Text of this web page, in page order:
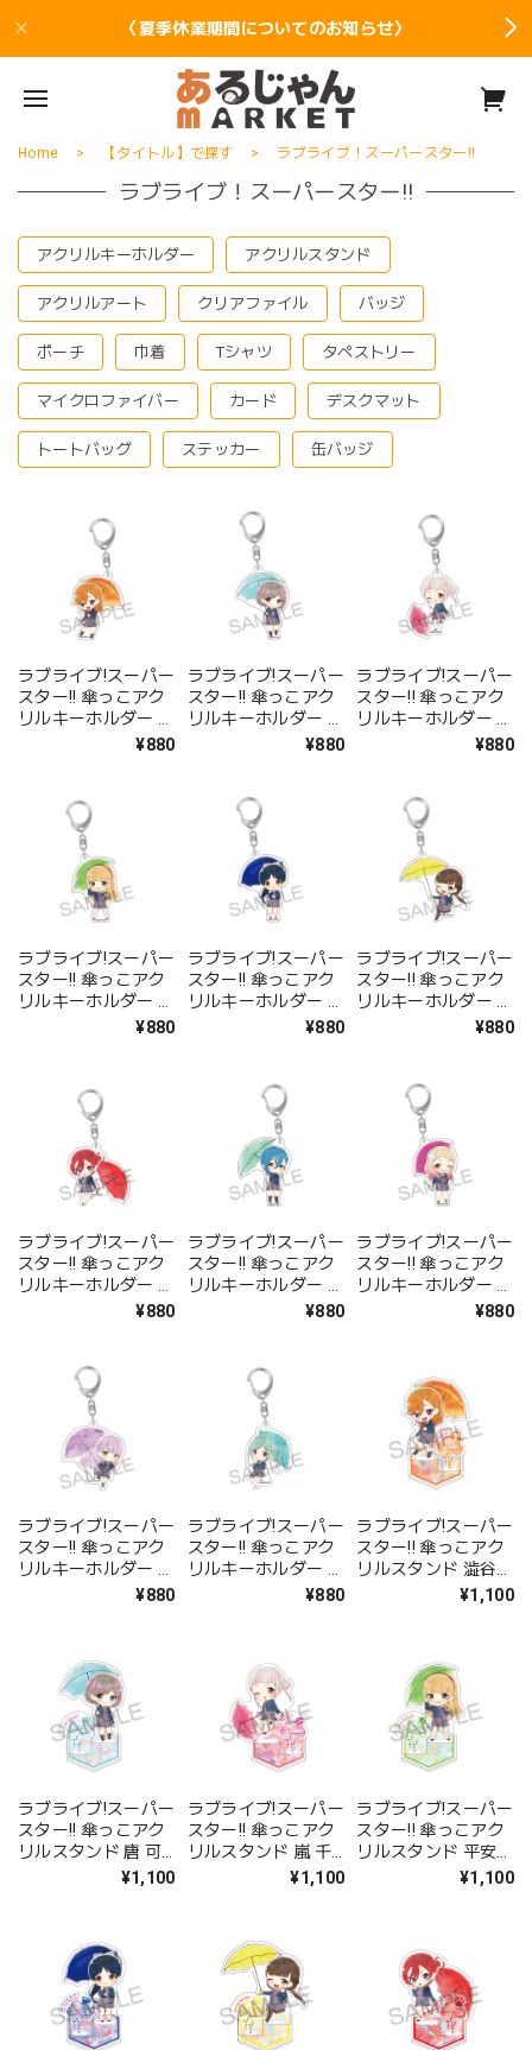
〈夏季休業期間についてのお知らせ〉
Home 【タイトル】で探す ラブライブ！スーパースター!!
ラブライブ！スーパースター!!
アクリルキーホルダー アクリルスタンド
アクリルアート クリアファイル バッジ
ポーチ 巾着 Tシャツ タペストリー
マイクロファイバー カード デスクマット
トートバッグ ステッカー 缶バッジ
ラブライブ!スーパー
スター!! 傘っこアク
リルキーホルダー 澁
¥880
ラブライブ!スーパー
スター!! 傘っこアク
リルキーホルダー 唐
¥880
ラブライブ!スーパー
スター!! 傘っこアク
リルキーホルダー 嵐
¥880
ラブライブ!スーパー
スター!! 傘っこアク
リルキーホルダー 平
¥880
ラブライブ!スーパー
スター!! 傘っこアク
リルキーホルダー 葉
¥880
ラブライブ!スーパー
スター!! 傘っこアク
リルキーホルダー 桜
¥880
ラブライブ!スーパー
スター!! 傘っこアク
リルキーホルダー 米
¥880
ラブライブ!スーパー
スター!! 傘っこアク
リルキーホルダー 若
¥880
ラブライブ!スーパー
スター!! 傘っこアク
リルキーホルダー 鬼
¥880
ラブライブ!スーパー
スター!! 傘っこアク
リルキーホルダー ウ
ィーン・マルガレー
¥880
ラブライブ!スーパー
スター!! 傘っこアク
リルキーホルダー 鬼
¥880
ラブライブ!スーパー
スター!! 傘っこアク
リルスタンド 澁谷
¥1,100
ラブライブ!スーパー
スター!! 傘っこアク
リルスタンド 唐 可
¥1,100
ラブライブ!スーパー
スター!! 傘っこアク
リルスタンド 嵐 千
¥1,100
ラブライブ!スーパー
スター!! 傘っこアク
リルスタンド 平安名
¥1,100